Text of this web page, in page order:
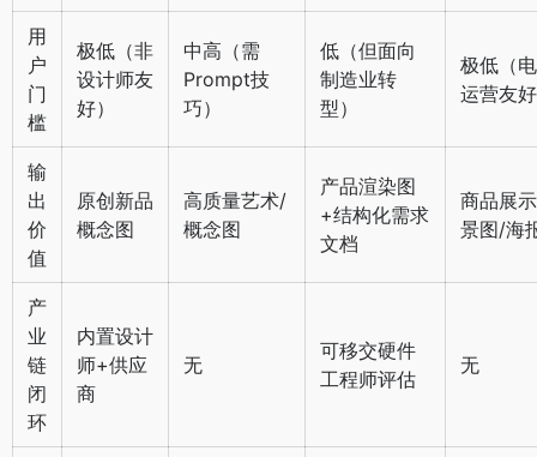
用
户
门
槛
极低（非
设计师友
好）
中高（需
Prompt技
巧）
低（但面向
制造业转
型）
极低（
运营友
输
出
价
值
原创新品
概念图
高质量艺术/
概念图
产品渲染图
+结构化需求
文档
商品展
景图/海
产
业
链
闭
环
内置设计
师+供应
商
无
可移交硬件
工程师评估
无